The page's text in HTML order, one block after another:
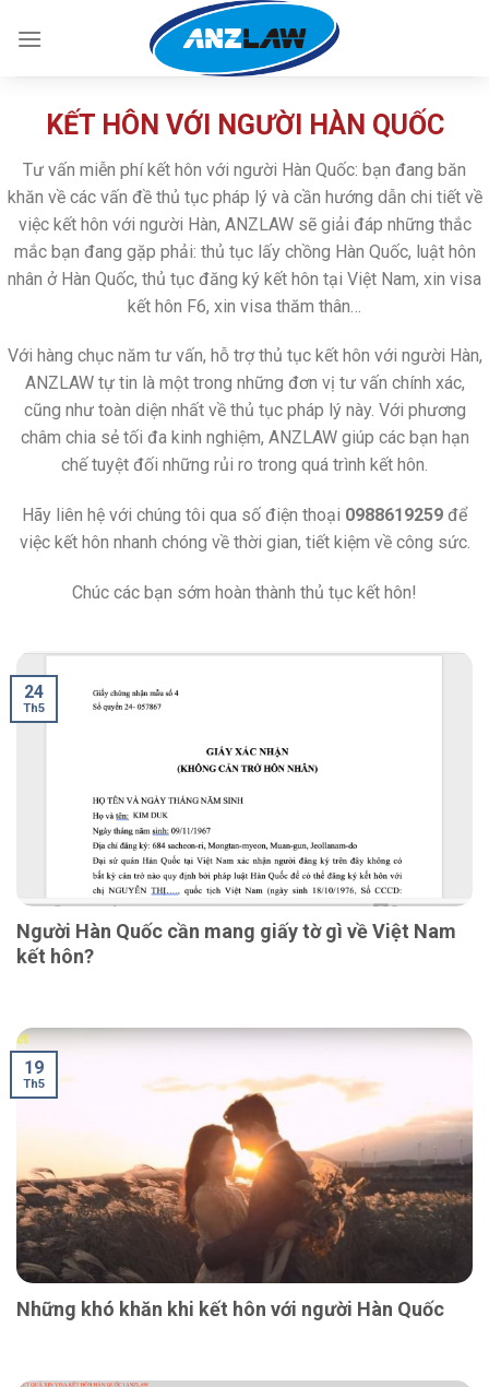
KẾT HÔN VỚI NGƯỜI HÀN QUỐC
Tư vấn miễn phí kết hôn với người Hàn Quốc: bạn đang băn
khăn về các vấn đề thủ tục pháp lý và cần hướng dẫn chi tiết về
việc kết hôn với người Hàn, ANZLAW sẽ giải đáp những thắc
mắc bạn đang gặp phải: thủ tục lấy chồng Hàn Quốc, luật hôn
nhân ở Hàn Quốc, thủ tục đăng ký kết hôn tại Việt Nam, xin visa
kết hôn F6, xin visa thăm thân…
Với hàng chục năm tư vấn, hỗ trợ thủ tục kết hôn với người Hàn,
ANZLAW tự tin là một trong những đơn vị tư vấn chính xác,
cũng như toàn diện nhất về thủ tục pháp lý này. Với phương
châm chia sẻ tối đa kinh nghiệm, ANZLAW giúp các bạn hạn
chế tuyệt đối những rủi ro trong quá trình kết hôn.
Hãy liên hệ với chúng tôi qua số điện thoại 0988619259 để
việc kết hôn nhanh chóng về thời gian, tiết kiệm về công sức.
Chúc các bạn sớm hoàn thành thủ tục kết hôn!
Người Hàn Quốc cần mang giấy tờ gì về Việt Nam
kết hôn?
24
Th5
Những khó khăn khi kết hôn với người Hàn Quốc
19
Th5